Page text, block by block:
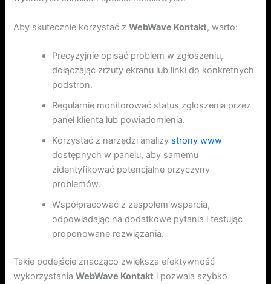
Aby skutecznie korzystać zWebWave Kontakt, warto:
Precyzyjnie opisać problem w zgłoszeniu,
dołączając zrzuty ekranu lub linki do konkretnych
podstron.
Regularnie monitorować status zgłoszenia przez
panel klienta lub powiadomienia.
Korzystać z narzędzi analizy strony www
dostępnych w panelu, aby samemu
zidentyfikować potencjalne przyczyny
problemów.
Współpracować z zespołem wsparcia,
odpowiadając na dodatkowe pytania i testując
proponowane rozwiązania.
Takie podejście znacząco zwiększa efektywność
wykorzystaniaWebWave Kontakt i pozwala szybko